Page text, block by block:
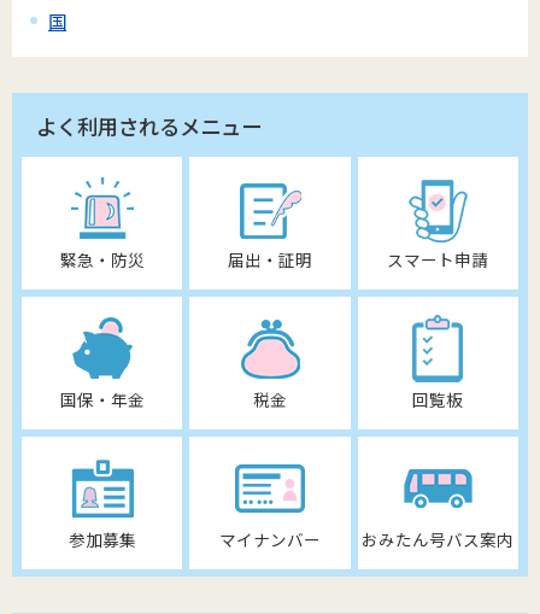
国
よく利用されるメニュー
緊急・防災 届出・証明 スマート申請
国保・年金 税金 回覧板
参加募集 マイナンバー おみたん号バス案内